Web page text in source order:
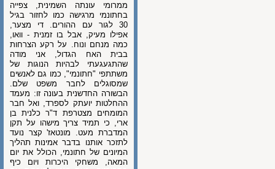
ממרומי עונתה השמינית, צפייה
בחתונמי מרגישה כמו לחזור בגיל
30 לגור עם ההורים. די מצער,
אפילו מעיק, אבל בו זמנית - וואו,
כמה מנחם ונוח. על רקע הצרחות
בבית האח הגדול, אני מודה
שהתגעגעתי לבהיות הנוגות של
משתתפי "חתונמי", כמו גם לאנשים
שמסוגלים לחבר משפט שלם.
הבשורה החדשנית בעונה זו: מעמד
ההחלטות יועתק לספרד, ואל חבר
המומחים מצטרפת ד"ר כלנית בן
ארי, כי תמיד צריך מישהו על תקן
המדברת מעט. מונטאז' קצר נועד
לתזכר אותנו בדבר אמינות תהליך
המיונים של חתונמי, הכולל את יום
המאה, משחקי היכרות ויום כיף